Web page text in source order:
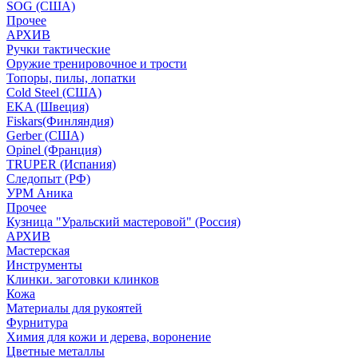
SOG (США)
Прочее
АРХИВ
Ручки тактические
Оружие тренировочное и трости
Топоры, пилы, лопатки
Cold Steel (США)
EKA (Швеция)
Fiskars(Финляндия)
Gerber (США)
Opinel (Франция)
TRUPER (Испания)
Следопыт (РФ)
УРМ Аника
Прочее
Кузница "Уральский мастеровой" (Россия)
АРХИВ
Мастерская
Инструменты
Клинки. заготовки клинков
Кожа
Материалы для рукоятей
Фурнитура
Химия для кожи и дерева, воронение
Цветные металлы